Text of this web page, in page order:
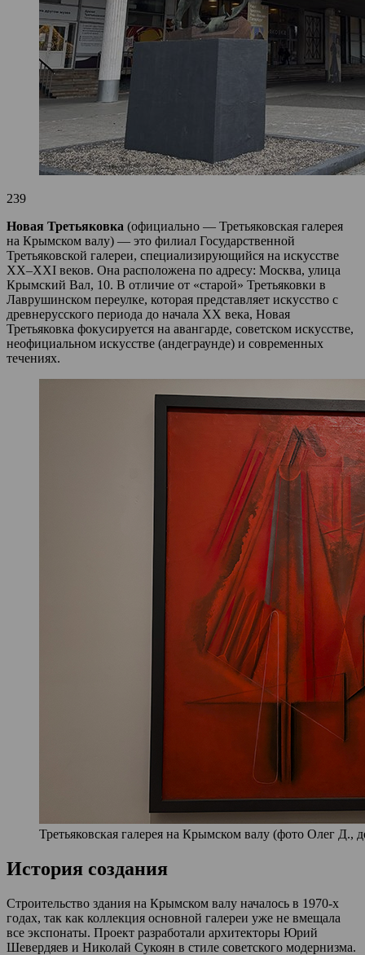
239
Новая Третьяковка (официально — Третьяковская галерея
на Крымском валу) — это филиал Государственной
Третьяковской галереи, специализирующийся на искусстве
XX–XXI веков. Она расположена по адресу: Москва, улица
Крымский Вал, 10. В отличие от «старой» Третьяковки в
Лаврушинском переулке, которая представляет искусство с
древнерусского периода до начала XX века, Новая
Третьяковка фокусируется на авангарде, советском искусстве,
неофициальном искусстве (андеграунде) и современных
течениях.
Третьяковская галерея на Крымском валу (фото Олег Д.,
История создания
Строительство здания на Крымском валу началось в 1970-х
годах, так как коллекция основной галереи уже не вмещала
все экспонаты. Проект разработали архитекторы Юрий
Шевердяев и Николай Сукоян в стиле советского модернизма.